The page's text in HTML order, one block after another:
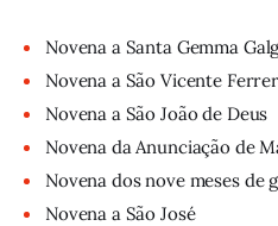
Novena a Santa Gemma
Novena a São Vicente Ferrer
Novena a São João de Deus
Novena da Anunciação de
Novena dos nove meses de
Novena a São José